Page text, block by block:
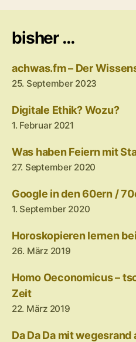
bisher …
achwas.fm – Der
25. September 2023
Digitale Ethik? Wozu?
1. Februar 2021
Was haben Feiern mit
27. September 2020
Google in den 60ern /
1. September 2020
Horoskopieren lernen
26. März 2019
Homo Oeconomicus –
Zeit
22. März 2019
Da Da Da mit